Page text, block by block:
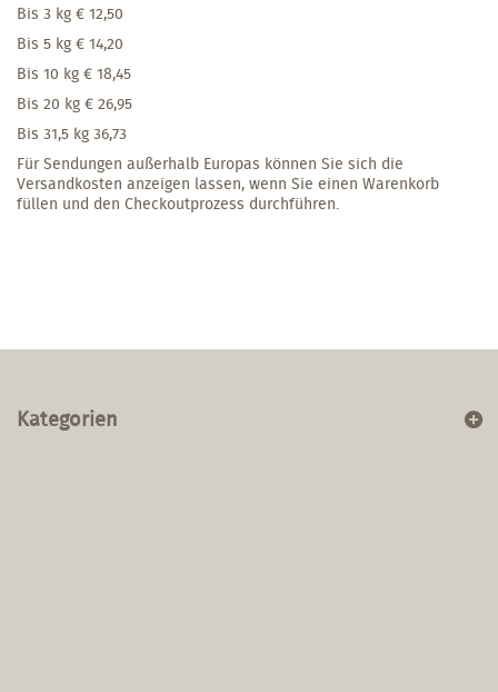
Bis 3 kg € 12,50
Bis 5 kg € 14,20
Bis 10 kg € 18,45
Bis 20 kg € 26,95
Bis 31,5 kg 36,73
Für Sendungen außerhalb Europas können Sie sich die
Versandkosten anzeigen lassen, wenn Sie einen Warenkorb
füllen und den Checkoutprozess durchführen.
Kategorien